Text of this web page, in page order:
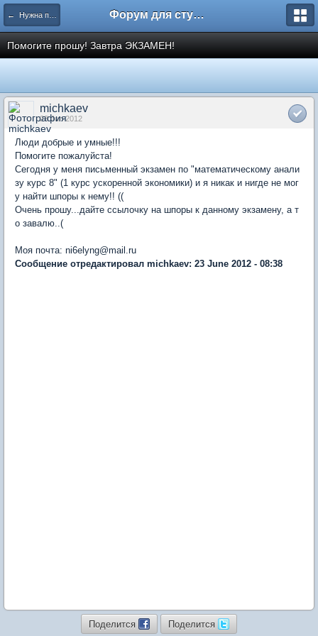
← Нужна помощь Форум для студента СГА
Помогите прошу! Завтра ЭКЗАМЕН!
michkaev
23 Jun 2012
Люди добрые и умные!!!
Помогите пожалуйста!
Сегодня у меня письменный экзамен по "математическому анали
зу курс 8" (1 курс ускоренной экономики) и я никак и нигде не мог
у найти шпоры к нему!! ((
Очень прошу...дайте ссылочку на шпоры к данному экзамену, а т
о завалю..(
Моя почта: ni6elyng@mail.ru
Сообщение отредактировал michkaev: 23 June 2012 - 08:38
Поделится Поделится